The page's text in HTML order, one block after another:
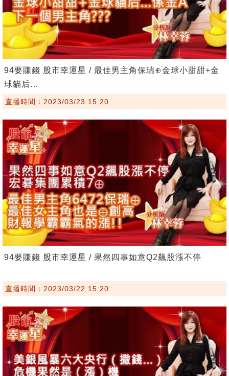
94要賺錢 股市幸運星 / 最佳男主角保瑞⊕金球小甜甜+金
球貓后…
直播時間：2023/03/23 15:20
94要賺錢 股市幸運星 / 果然四事如意Q2飆股漲不停
直播時間：2023/03/22 15:20